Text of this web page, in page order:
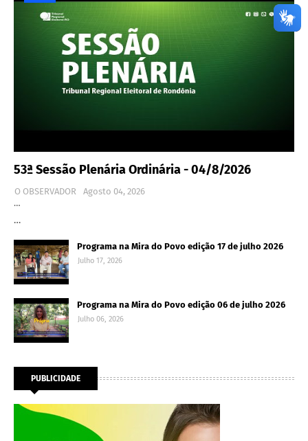
53ª Sessão Plenária Ordinária - 04/8/2026
O OBSERVADOR
Agosto 04, 2026
…
…
Programa na Mira do Povo edição 17 de julho 2026
Julho 17, 2026
Programa na Mira do Povo edição 06 de julho 2026
Julho 06, 2026
PUBLICIDADE